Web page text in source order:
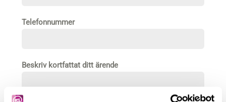
Telefonnummer
Beskriv kortfattat ditt ärende